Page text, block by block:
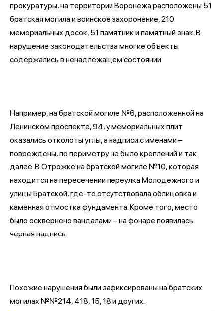
прокуратуры, на территории Воронежа расположены 51
братская могила и воинское захоронение, 210
мемориальных досок, 51 памятник и памятный знак. В
нарушение законодательства многие объекты
содержались в ненадлежащем состоянии.
Например, на братской могиле №6, расположенной на
Ленинском проспекте, 94, у мемориальных плит
оказались отколоты углы, а надписи с именами –
повреждены, по периметру не было креплений и так
далее. В Отрожке на братской могиле №10, которая
находится на пересечении переулка Молодежного и
улицы Братской, где-то отсутствовала облицовка и
каменная отмостка фундамента. Кроме того, место
было осквернено вандалами – на фонаре появилась
черная надпись.
Похожие нарушения были зафиксированы на братских
могилах №№214, 418, 15, 18 и других.